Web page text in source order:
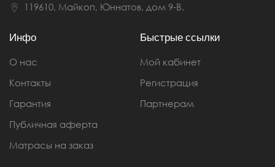
119610, Майкоп, Юннатов, дом 9-В.
Инфо
О нас
Контакты
Гарантия
Публичная аферта
Матрасы на заказ
Быстрые ссылки
Мой кабинет
Регистрация
Партнерам